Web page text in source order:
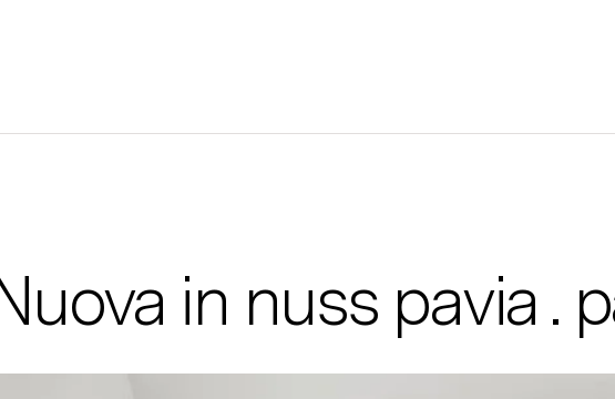
in nuss pavia .